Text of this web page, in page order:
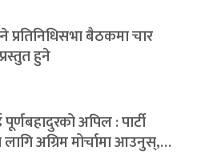
प्रतिनिधिसभा बैठकमा चार
हुने
अपिल : पार्टी
अग्रिम मोर्चामा आउनुस्,…